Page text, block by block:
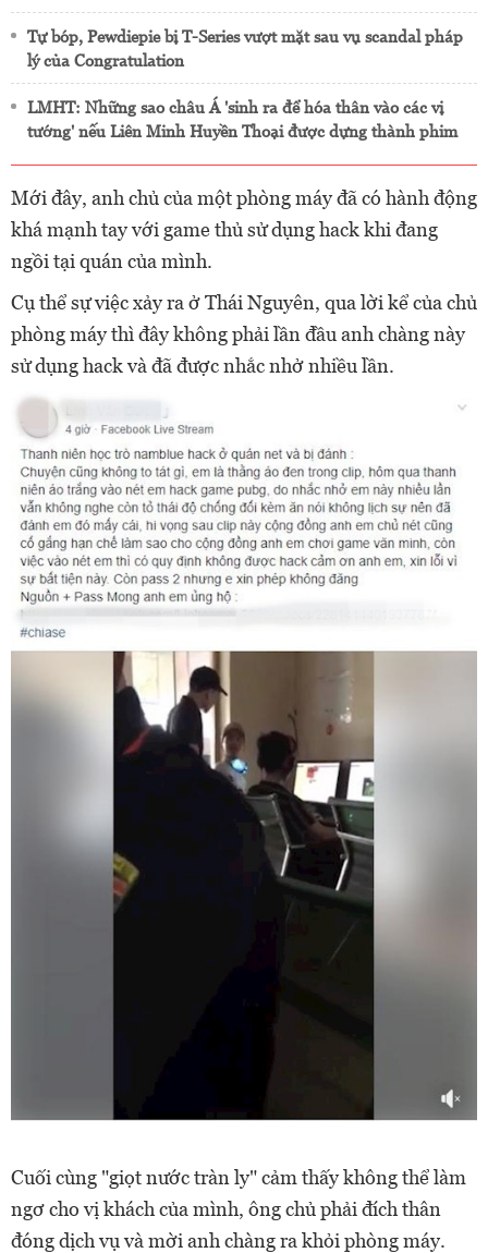
Tự bóp, Pewdiepie bị T-Series vượt mặt sau vụ scandal pháp
lý của Congratulation
LMHT: Những sao châu Á 'sinh ra để hóa thân vào các vị
tướng' nếu Liên Minh Huyền Thoại được dựng thành phim
Mới đây, anh chủ của một phòng máy đã có hành động
khá mạnh tay với game thủ sử dụng hack khi đang
ngồi tại quán của mình.
Cụ thể sự việc xảy ra ở Thái Nguyên, qua lời kể của chủ
phòng máy thì đây không phải lần đầu anh chàng này
sử dụng hack và đã được nhắc nhở nhiều lần.
Cuối cùng "giọt nước tràn ly" cảm thấy không thể làm
ngơ cho vị khách của mình, ông chủ phải đích thân
đóng dịch vụ và mời anh chàng ra khỏi phòng máy.